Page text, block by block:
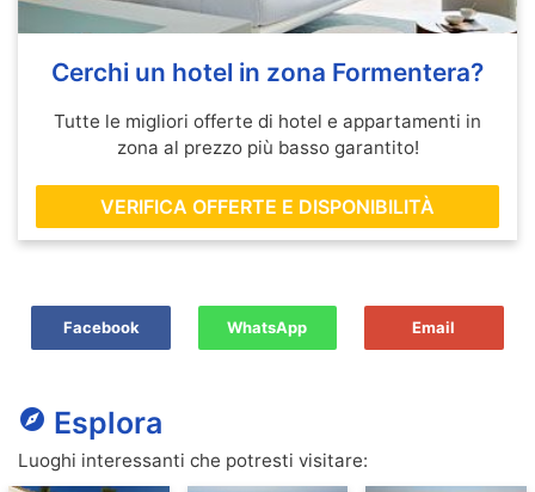
Cerchi un hotel in zona Formentera?
Tutte le migliori offerte di hotel e appartamenti in
zona al prezzo più basso garantito!
VERIFICA OFFERTE E DISPONIBILITÀ
Facebook WhatsApp Email
explore Esplora
Luoghi interessanti che potresti visitare: